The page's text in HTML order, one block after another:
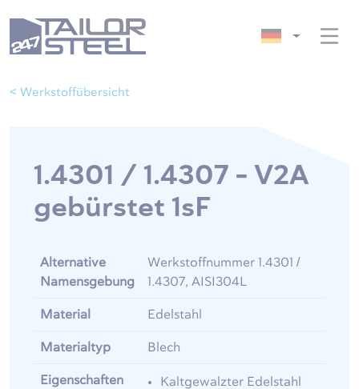
< Werkstoffübersicht
1.4301 / 1.4307 - V2A
gebürstet 1sF
Alternative
Namensgebung
Werkstoffnummer 1.4301 /
1.4307, AISI304L
Material Edelstahl
Materialtyp Blech
Eigenschaften
Kaltgewalzter Edelstahl